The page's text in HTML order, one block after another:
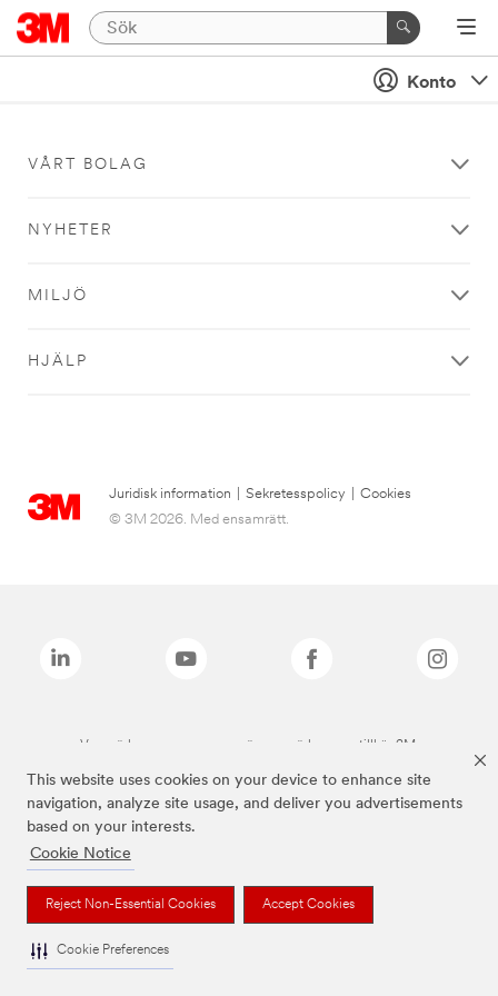
This website uses cookies on your device to enhance site
navigation, analyze site usage, and deliver you advertisements
based on your interests.
Cookie Notice
Reject Non-Essential Cookies Accept Cookies
Cookie Preferences
Konto
VÅRT BOLAG
NYHETER
MILJÖ
HJÄLP
Juridisk information Sekretesspolicy
Cookies
© 3M 2026. Med ensamrätt.
Varumärken som anges ovan är varumärken som tillhör 3M.